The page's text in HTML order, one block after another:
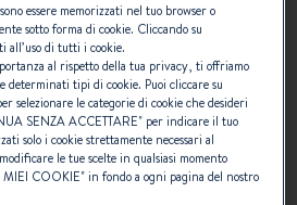
essere memorizzati nel tuo browser o
sotto forma di cookie. Cliccando su
all’uso di tutti i cookie.
al rispetto della tua privacy, ti offriamo
determinati tipi di cookie. Puoi cliccare su
selezionare le categorie di cookie che desideri
SENZA ACCETTARE" per indicare il tuo
solo i cookie strettamente necessari al
le tue scelte in qualsiasi momento
MIEI COOKIE" in fondo a ogni pagina del nostro